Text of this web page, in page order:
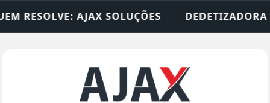
DEDETIZADORA • DESENTUPIDORA